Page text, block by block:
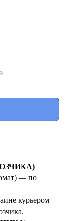
— по
курьером